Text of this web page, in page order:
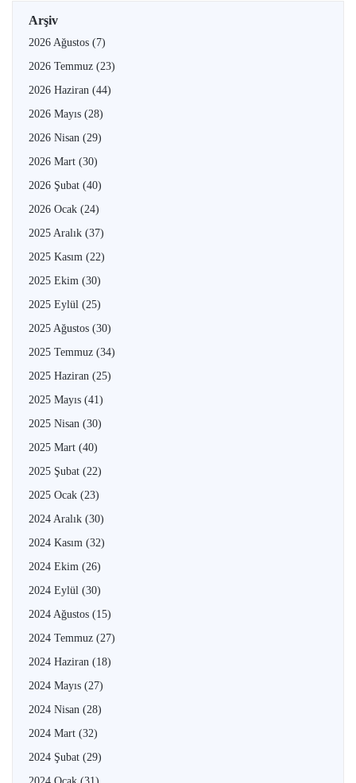
Arşiv
2026 Ağustos (7)
2026 Temmuz (23)
2026 Haziran (44)
2026 Mayıs (28)
2026 Nisan (29)
2026 Mart (30)
2026 Şubat (40)
2026 Ocak (24)
2025 Aralık (37)
2025 Kasım (22)
2025 Ekim (30)
2025 Eylül (25)
2025 Ağustos (30)
2025 Temmuz (34)
2025 Haziran (25)
2025 Mayıs (41)
2025 Nisan (30)
2025 Mart (40)
2025 Şubat (22)
2025 Ocak (23)
2024 Aralık (30)
2024 Kasım (32)
2024 Ekim (26)
2024 Eylül (30)
2024 Ağustos (15)
2024 Temmuz (27)
2024 Haziran (18)
2024 Mayıs (27)
2024 Nisan (28)
2024 Mart (32)
2024 Şubat (29)